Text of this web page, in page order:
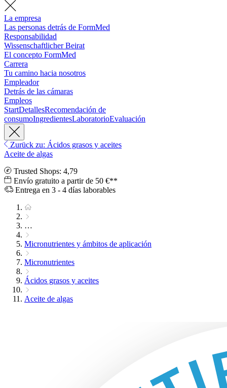
La empresa
Las personas detrás de FormMed
Responsabilidad
Wissenschaftlicher Beirat
El concepto FormMed
Carrera
Tu camino hacia nosotros
Empleador
Detrás de las cámaras
Empleos
StartDetallesRecomendación de
consumoIngredientesLaboratorioEvaluación
Zurück zu: Ácidos grasos y aceites
Aceite de algas
Trusted Shops: 4,79
Envío gratuito a partir de 50 €**
Entrega en 3 - 4 días laborables
…
Micronutrientes y ámbitos de aplicación
Micronutrientes
Ácidos grasos y aceites
Aceite de algas